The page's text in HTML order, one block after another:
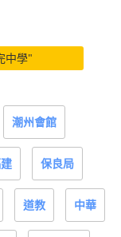
中學"
潮州會館
保良局
道教 中華